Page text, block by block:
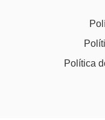
Política